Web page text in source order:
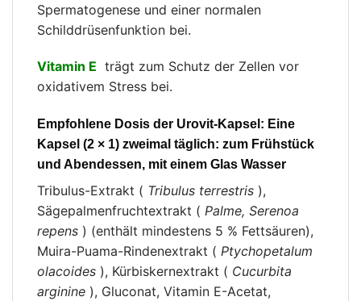
Spermatogenese und einer normalen
Schilddrüsenfunktion bei.
Vitamin E trägt zum Schutz der Zellen vor
oxidativem Stress bei.
Empfohlene Dosis der Urovit-Kapsel: Eine
Kapsel (2 × 1) zweimal täglich: zum Frühstück
und Abendessen, mit einem Glas Wasser
Tribulus-Extrakt ( Tribulus terrestris ),
Sägepalmenfruchtextrakt ( Palme, Serenoa
repens ) (enthält mindestens 5 % Fettsäuren),
Muira-Puama-Rindenextrakt ( Ptychopetalum
olacoides ), Kürbiskernextrakt ( Cucurbita
arginine ), Gluconat, Vitamin E-Acetat,